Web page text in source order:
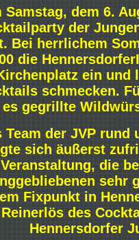
Samstag, dem 6.
der
Bei herrlichem
die
ein und
schmecken.
es gegrillte
Team der JVP rund
sich äußerst
Veranstaltung, die
sehr
Fixpunkt in
Reinerlös des
Hennersdorfer